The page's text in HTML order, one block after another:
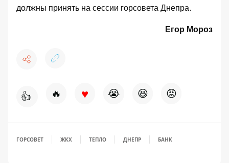
должны принять на сессии горсовета Днепра.
Егор Мороз
👍 🔥 ♥ 😭 😆 😡
ГОРСОВЕТ ЖКХ ТЕПЛО ДНЕПР БАНК